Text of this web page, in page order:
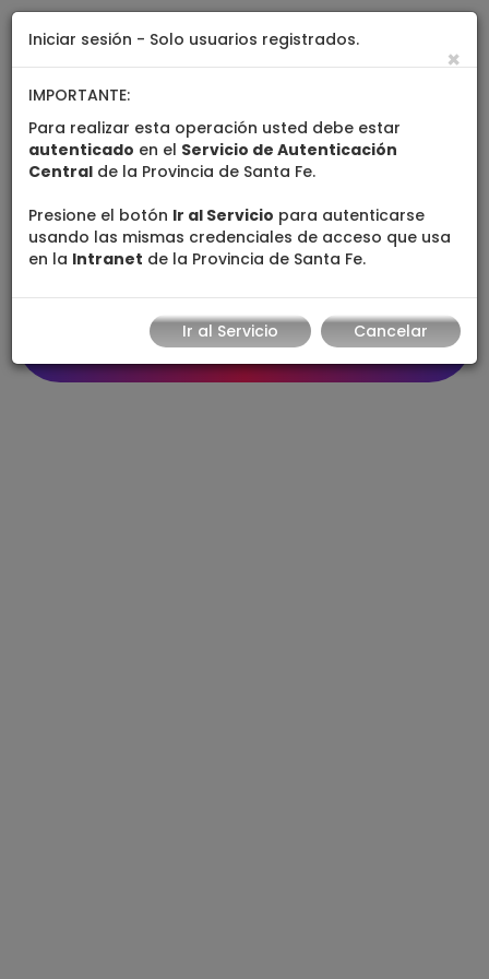
Formación de
Recursos Humanos
Secretaría de Recursos
Humanos y Función
Pública
Iniciar sesión - Solo usuarios registrados.
×
IMPORTANTE:
Para realizar esta operación usted debe estar
autenticado en el Servicio de Autenticación
Central de la Provincia de Santa Fe.
Presione el botón Ir al Servicio para autenticarse
usando las mismas credenciales de acceso que usa
en la Intranet de la Provincia de Santa Fe.
Ir al Servicio Cancelar